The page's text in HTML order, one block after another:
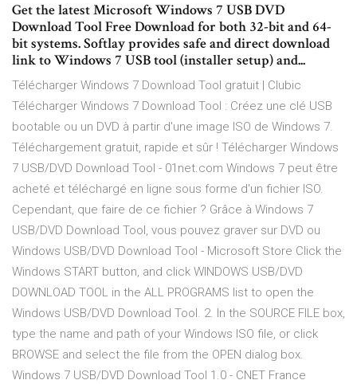
Get the latest Microsoft Windows 7 USB DVD
Download Tool Free Download for both 32-bit and 64-
bit systems. Softlay provides safe and direct download
link to Windows 7 USB tool (installer setup) and...
Télécharger Windows 7 Download Tool gratuit | Clubic
Télécharger Windows 7 Download Tool : Créez une clé USB
bootable ou un DVD à partir d'une image ISO de Windows 7.
Téléchargement gratuit, rapide et sûr ! Télécharger Windows
7 USB/DVD Download Tool - 01net.com Windows 7 peut être
acheté et téléchargé en ligne sous forme d'un fichier ISO.
Cependant, que faire de ce fichier ? Grâce à Windows 7
USB/DVD Download Tool, vous pouvez graver sur DVD ou
Windows USB/DVD Download Tool - Microsoft Store Click the
Windows START button, and click WINDOWS USB/DVD
DOWNLOAD TOOL in the ALL PROGRAMS list to open the
Windows USB/DVD Download Tool. 2. In the SOURCE FILE box,
type the name and path of your Windows ISO file, or click
BROWSE and select the file from the OPEN dialog box.
Windows 7 USB/DVD Download Tool 1.0 - CNET France